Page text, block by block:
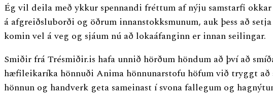
Ég vil deila með ykkur spennandi fréttum af nýju samstarfi
á afgreiðsluborði og öðrum innanstokksmunum, auk þess að
komin vel á veg og sjáum nú að lokaáfanginn er innan seilingar.
Smiðir frá Trésmiðir.is hafa unnið hörðum höndum að því að
hæfileikaríka hönnuði Anima hönnunarstofu höfum við tryggt
hönnun og handverk geta sameinast í svona fallegum og